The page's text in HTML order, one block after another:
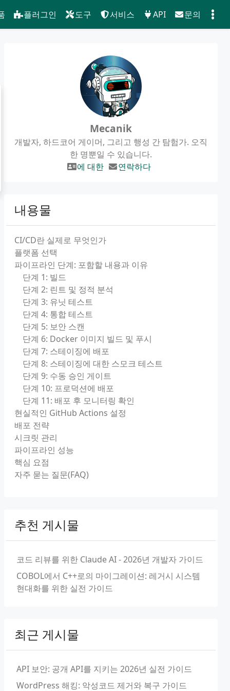
플러그인 도구 서비스 API 문의
Mecanik
개발자, 하드코어 게이머, 그리고 행성 간 탐험가. 오직
한 명뿐일 수 있습니다.
에 대한
연락하다
내용물
CI/CD란 실제로 무엇인가
플랫폼 선택
파이프라인 단계: 포함할 내용과 이유
단계 1: 빌드
단계 2: 린트 및 정적 분석
단계 3: 유닛 테스트
단계 4: 통합 테스트
단계 5: 보안 스캔
단계 6: Docker 이미지 빌드 및 푸시
단계 7: 스테이징에 배포
단계 8: 스테이징에 대한 스모크 테스트
단계 9: 수동 승인 게이트
단계 10: 프로덕션에 배포
단계 11: 배포 후 모니터링 확인
현실적인 GitHub Actions 설정
배포 전략
시크릿 관리
파이프라인 성능
핵심 요점
자주 묻는 질문(FAQ)
추천 게시물
코드 리뷰를 위한 Claude AI - 2026년 개발자 가이드
COBOL에서 C++로의 마이그레이션: 레거시 시스템
현대화를 위한 실전 가이드
최근 게시물
API 보안: 공개 API를 지키는 2026년 실전 가이드
WordPress 해킹: 악성코드 제거와 복구 가이드